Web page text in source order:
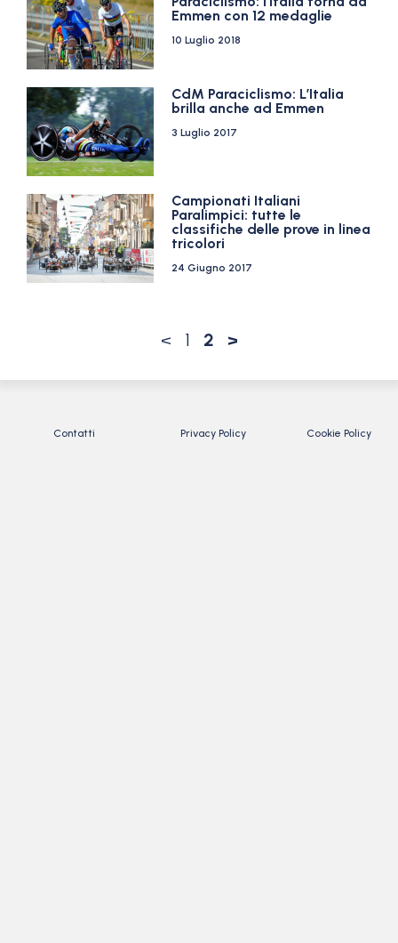
Emmen con 12 medaglie
10 Luglio 2018
CdM Paraciclismo: L’Italia
brilla anche ad Emmen
3 Luglio 2017
Campionati Italiani
Paralimpici: tutte le
classifiche delle prove in linea
tricolori
24 Giugno 2017
< 1 2 >
Contatti Privacy Policy Cookie Policy